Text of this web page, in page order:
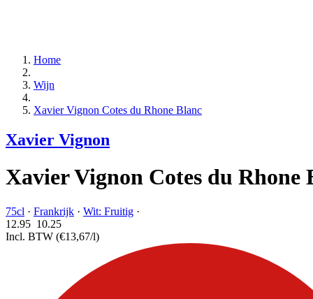
Home
Wijn
Xavier Vignon Cotes du Rhone Blanc
Xavier Vignon
Xavier Vignon Cotes du Rhone
75cl · Frankrijk · Wit: Fruitig ·
12.95 10.25
Incl. BTW (€13,67/l)